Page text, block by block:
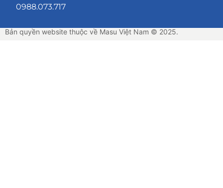
0988.073.717
Bản quyền website thuộc về Masu Việt Nam © 2025.